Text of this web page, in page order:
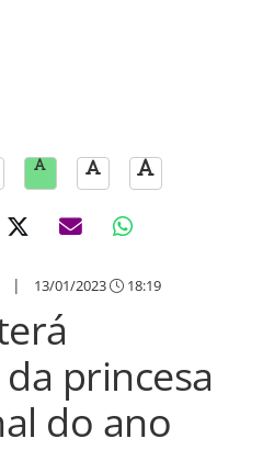
| 13/01/2023 18:19
princesa
do ano